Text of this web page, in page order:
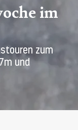
im
zum
und